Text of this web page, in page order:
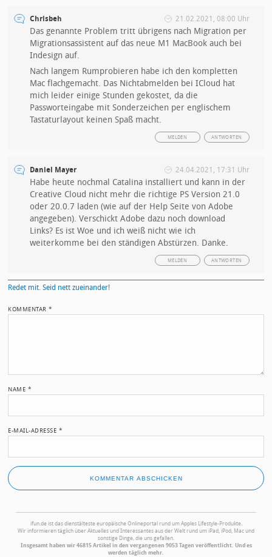
Chrisbeh 21.02.2021, 08:00 Uhr
Das genannte Problem tritt übrigens nach Migration per
Migrationsassistent auf das neue M1 MacBook auch bei
Indesign auf.
Nach langem Rumprobieren habe ich den kompletten
Mac flachgemacht. Das Nichtabmelden bei ICloud hat
mich leider einige Stunden gekostet, da die
Passworteingabe mit Sonderzeichen per englischem
Tastaturlayout keinen Spaß macht.
ANTWORTEN
MELDEN
Daniel Mayer 24.04.2021, 17:31 Uhr
Habe heute nochmal Catalina installiert und kann in der
Creative Cloud nicht mehr die richtige PS Version 21.0
oder 20.0.7 laden (wie auf der Help Seite von Adobe
angegeben). Verschickt Adobe dazu noch download
Links? Es ist Woe und ich weiß nicht wie ich
weiterkomme bei den ständigen Abstürzen. Danke.
ANTWORTEN
MELDEN
Redet mit. Seid nett zueinander!
KOMMENTAR*
NAME *
E-MAIL-ADRESSE *
ifun.de ist das dienstälteste europäische Onlineportal rund um Apples Lifestyle-Produkte.
Wir informieren täglich über Aktuelles und Interessantes aus der Welt rund um iPad, iPod, Mac und
sonstige Dinge, die uns gefallen.
Insgesamt haben wir 46815 Artikel in den vergangenen 9053 Tagen veröffentlicht. Und es
werden täglich mehr.